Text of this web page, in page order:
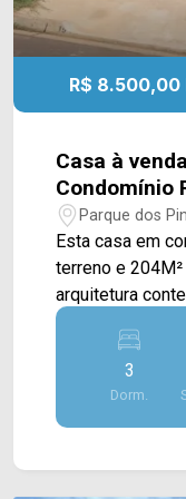
R$ 8.500,00
Casa à
Condomínio
NovaParque dos
Esta casa em
terreno e
arquitetura
acabamento e
proporcionar
em todos os momentos.
impressiona
jantar
3
Dorm.